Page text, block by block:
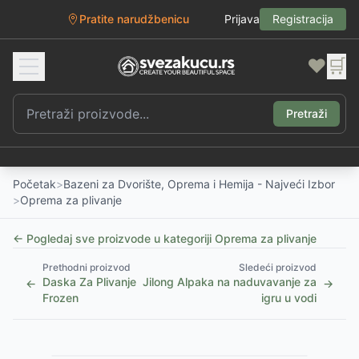
Pratite narudžbenicu Prijava Registracija
❤️ 🛒
Pretraži
Početak>Bazeni za Dvorište, Oprema i Hemija - Najveći Izbor
>Oprema za plivanje
← Pogledaj sve proizvode u kategoriji Oprema za plivanje
←
Prethodni proizvod
Daska Za Plivanje
Frozen
Sledeći proizvod
Jilong Alpaka na naduvavanje za
igru u vodi
→